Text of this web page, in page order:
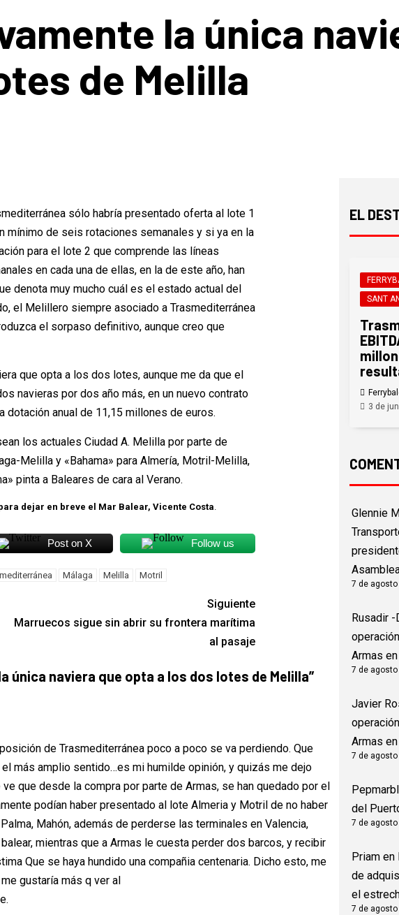
la única
de Melilla
sólo habría presentado oferta al lote 1
mínimo de seis rotaciones semanales y si ya en la
para el lote 2 que comprende las líneas
en cada una de ellas, en la de este año, han
denota muy mucho cuál es el estado actual del
el Melillero siempre asociado a Trasmediterránea
el sorpaso definitivo, aunque creo que
que opta a los dos lotes, aunque me da que el
navieras por dos año más, en un nuevo contrato
dotación anual de 11,15 millones de euros.
los actuales Ciudad A. Melilla por parte de
Melilla y «Bahama» para Almería, Motril-Melilla,
pinta a Baleares de cara al Verano.
dejar en breve el Mar Balear, Vicente Costa.
Post on X Follow us
Málaga Melilla Motril
Siguiente
Marruecos sigue sin abrir su frontera marítima
al pasaje
única naviera que opta a los dos lotes de Melilla”
de Trasmediterránea poco a poco se va perdiendo. Que
más amplio sentido…es mi humilde opinión, y quizás me dejo
que desde la compra por parte de Armas, se han quedado por el
podían haber presentado al lote Almeria y Motril de no haber
Mahón, además de perderse las terminales en Valencia,
mientras que a Armas le cuesta perder dos barcos, y recibir
Que se haya hundido una compañia centenaria. Dicho esto, me
gustaría más q ver al
EL
SANT
3 de
Glennie
7 de agosto
Rusadir -
Armas
7 de agosto
Javier
Armas
7 de agosto
del
7 de agosto
Priamen
de
el
7 de agosto